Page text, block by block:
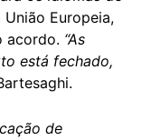
Europeia,
acordo. “As
está fechado,
de